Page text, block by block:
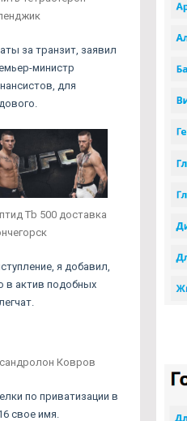
за транзит, заявил
министр
для
Tb 500 доставка
я добавил,
в актив подобных
Ковров
по приватизации в
свое имя.